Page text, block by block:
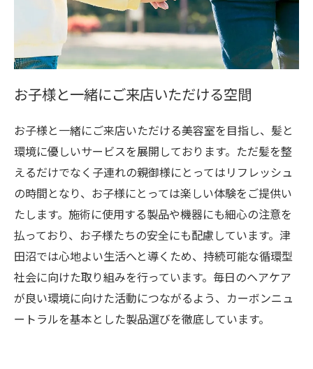
お子様と一緒にご来店いただける空間
お子様と一緒にご来店いただける美容室を目指し、髪と
環境に優しいサービスを展開しております。ただ髪を整
えるだけでなく子連れの親御様にとってはリフレッシュ
の時間となり、お子様にとっては楽しい体験をご提供い
たします。施術に使用する製品や機器にも細心の注意を
払っており、お子様たちの安全にも配慮しています。津
田沼では心地よい生活へと導くため、持続可能な循環型
社会に向けた取り組みを行っています。毎日のヘアケア
が良い環境に向けた活動につながるよう、カーボンニュ
ートラルを基本とした製品選びを徹底しています。